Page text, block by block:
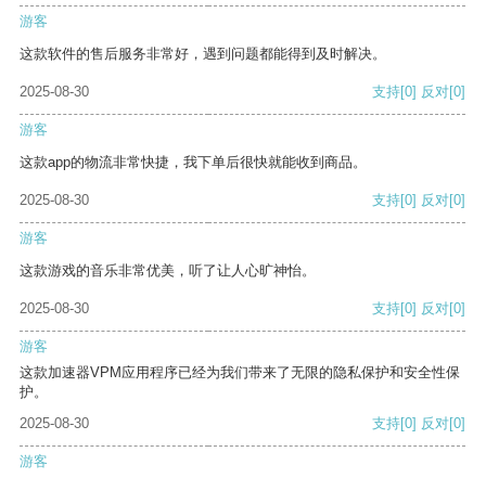
游客
这款软件的售后服务非常好，遇到问题都能得到及时解决。
2025-08-30 支持[0] 反对[0]
游客
这款app的物流非常快捷，我下单后很快就能收到商品。
2025-08-30 支持[0] 反对[0]
游客
这款游戏的音乐非常优美，听了让人心旷神怡。
2025-08-30 支持[0] 反对[0]
游客
这款加速器VPM应用程序已经为我们带来了无限的隐私保护和安全性保
护。
2025-08-30
支持[0] 反对[0]
游客